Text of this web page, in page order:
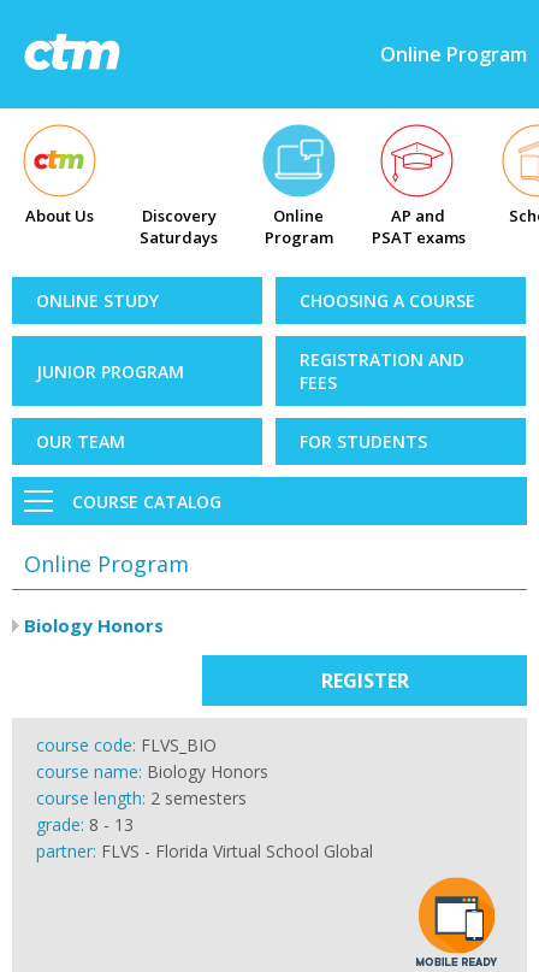
Online Program
About Us
Discovery
Saturdays
Online
Program
AP and
PSAT exams
ONLINE STUDY CHOOSING A COURSE
JUNIOR PROGRAM
REGISTRATION AND
FEES
OUR TEAM FOR STUDENTS
COURSE CATALOG
Online Program
Biology Honors
REGISTER
course code: FLVS_BIO
course name: Biology Honors
course length: 2 semesters
grade: 8 - 13
partner: FLVS - Florida Virtual School Global